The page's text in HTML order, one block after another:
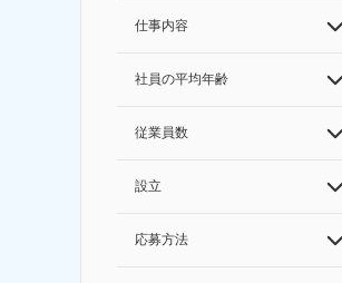
仕事内容
社員の平均年齢
従業員数
設立
応募方法